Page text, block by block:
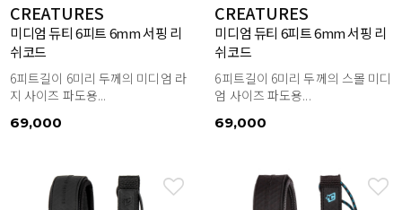
CREATURES
미디엄 듀티 6피트 6mm 서핑 리
쉬코드
6피트길이 6미리 두께의 미디엄 라
지 사이즈 파도용...
69,000
CREATURES
미디엄 듀티 6피트 6mm 서핑 리
쉬코드
6피트길이 6미리 두께의 스몰 미디
엄 사이즈 파도용...
69,000